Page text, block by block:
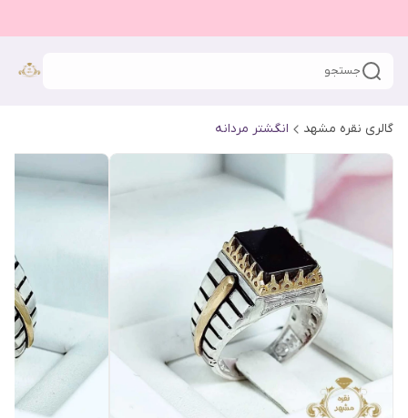
جستجو
گالری نقره مشهد انگشتر مردانه